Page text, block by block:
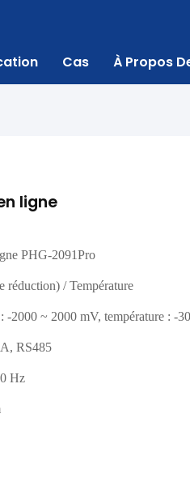
Cas À Propos
ligne
PHG-2091Pro
réduction) / Température
-2000 ~ 2000 mV, température : -
RS485
Hz